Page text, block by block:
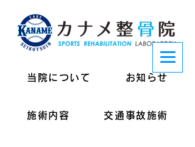
当院について お知らせ
施術内容 交通事故施術